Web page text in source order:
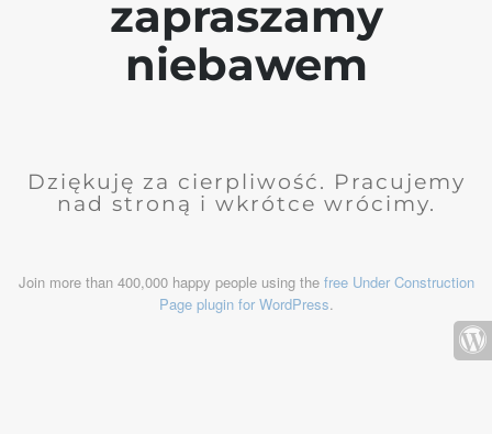
zapraszamy
niebawem
Dziękuję za cierpliwość. Pracujemy
nad stroną i wkrótce wrócimy.
Join more than 400,000 happy people using the free Under Construction
Page plugin for WordPress.